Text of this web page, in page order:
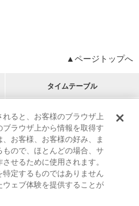
▲ページトップへ
タイムテーブル
チャート
ON!
リクエスト
| プレゼント&ご招待
ン!）とは？ | サポート
友の会 | クッキーの詳細
ると、お客様のブラウザ上
ラウザ上から情報を取得す
お客様、お客様の好み、ま
ので、ほとんどの場合、サ
せるために使用されます。
定するものではありません
ェブ体験を提供することが